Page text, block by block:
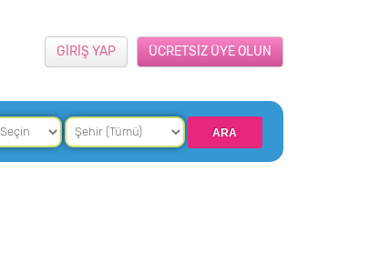
ÜCRETSİZ ÜYE OLUN
GİRİŞ YAP